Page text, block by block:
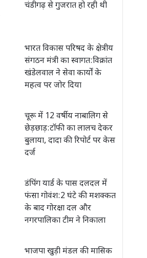
चंडीगढ़ से गुजरात हो रही थी
भारत विकास परिषद के क्षेत्रीय
संगठन मंत्री का स्वागत:विक्रांत
खंडेलवाल ने सेवा कार्यों के
महत्व पर जोर दिया
चूरू में 12 वर्षीय नाबालिग से
छेड़छाड़:टॉफी का लालच देकर
बुलाया, दादा की रिपोर्ट पर केस
दर्ज
डंपिंग यार्ड के पास दलदल में
फंसा गोवंश:2 घंटे की मशक्कत
के बाद गोरक्षा दल और
नगरपालिका टीम ने निकाला
भाजपा खुड़ी मंडल की मासिक